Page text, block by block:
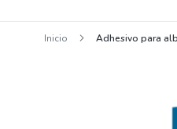
Inicio Adhesivo para